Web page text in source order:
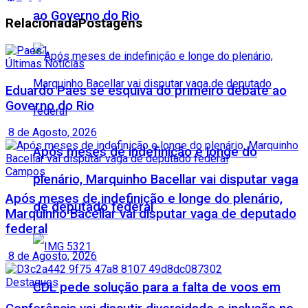
ao Governo do Rio
Após meses de indefinição e longe do
plenário, Marquinho Bacellar vai disputar vaga
de deputado federal
CDL pede solução para a falta de voos em
RelacionadaPostagens
Últimas Notícias
Eduardo Paes se esquiva do primeiro debate ao
Governo do Rio
8 de Agosto, 2026
Campos
Após meses de indefinição e longe do plenário,
Marquinho Bacellar vai disputar vaga de deputado
federal
8 de Agosto, 2026
Destaques